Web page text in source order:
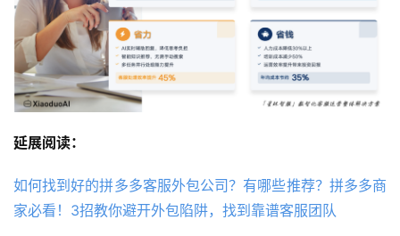
延展阅读：
如何找到好的拼多多客服外包公司？有哪些推荐？拼多多商
家必看！3招教你避开外包陷阱，找到靠谱客服团队